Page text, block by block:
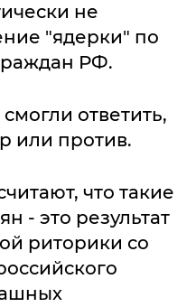
не
"ядерки" по
РФ.
ответить,
или против.
что такие
- это результат
риторики со